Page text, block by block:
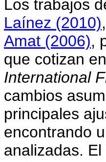
Los trabajos
Laínez (2010),
Amat (2006),
que cotizan
International
cambios
principales
encontrando
analizadas.